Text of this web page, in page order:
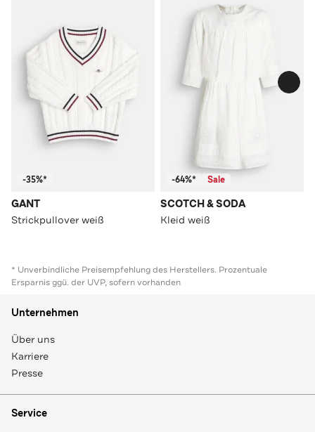
-35%*
GANT
Strickpullover weiß
-64%* Sale
SCOTCH & SODA
Kleid weiß
* Unverbindliche Preisempfehlung des Herstellers. Prozentuale
Ersparnis ggü. der UVP, sofern vorhanden
Unternehmen
Über uns
Karriere
Presse
Service